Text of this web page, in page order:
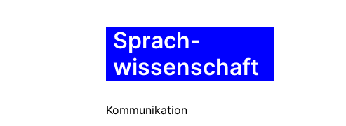
Sprach-
wissenschaft
Kommunikation